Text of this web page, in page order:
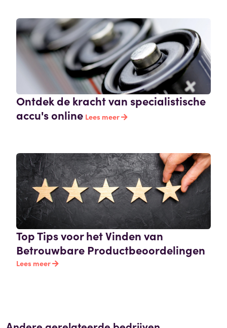
Ontdek de kracht van specialistische
accu's online Lees meer
Top Tips voor het Vinden van
Betrouwbare Productbeoordelingen
Lees meer